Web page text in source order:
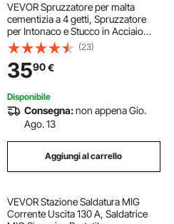
VEVOR Spruzzatore per malta
cementizia a 4 getti, Spruzzatore
per Intonaco e Stucco in Acciaio
Inossidabile, Pistola a Spruzzo per
Stucco Impugnature Squisite,
Pistola a Spruzzo per Soffitto
(23)
3590€
Disponibile
Consegna:non appena Gio.
Ago. 13
Aggiungi al carrello
VEVOR Stazione Saldatura MIG
Corrente Uscita 130 A, Saldatrice